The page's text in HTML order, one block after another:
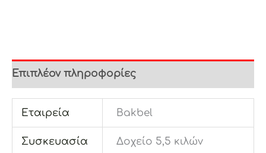
Επιπλέον πληροφορίες
Εταιρεία Bakbel
Συσκευασία Δοχείο 5,5 κιλών